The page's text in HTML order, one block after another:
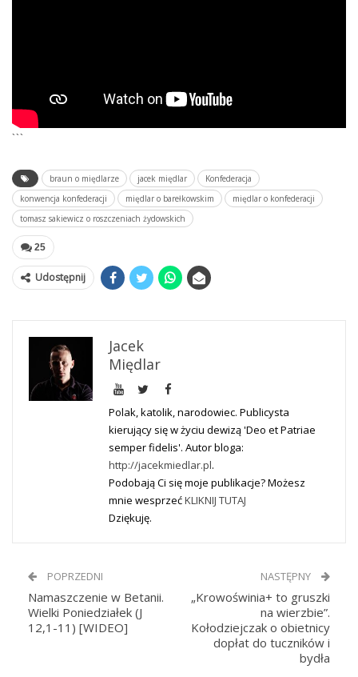
```
braun o międlarze jacek międlar
Konfederacja
konwencja konfederacji
międlar o barełkowskim
międlar o konfederacji
tomasz sakiewicz o roszczeniach żydowskich
25
Udostępnij
Jacek
Międlar
Polak, katolik, narodowiec. Publicysta
kierujący się w życiu dewizą 'Deo et Patriae
semper fidelis'. Autor bloga:
http://jacekmiedlar.pl.
Podobają Ci się moje publikacje? Możesz
mnie wesprzećKLIKNIJ TUTAJ
Dziękuję.
POPRZEDNI
Namaszczenie w Betanii.
Wielki Poniedziałek (J
12,1-11) [WIDEO]
NASTĘPNY
„Krowoświnia+ to gruszki
na wierzbie”.
Kołodziejczak o obietnicy
dopłat do tuczników i
bydła